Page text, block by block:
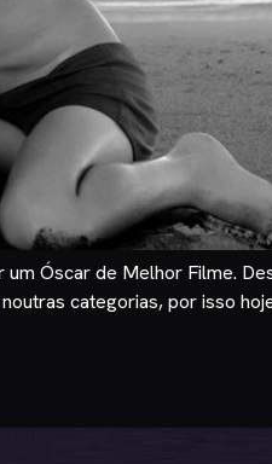
Óscar de Melhor Filme.
categorias, por isso